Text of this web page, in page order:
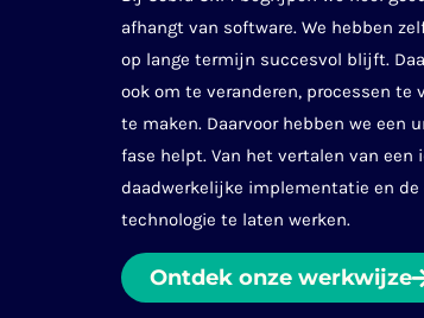
afhangt van software. We hebben
op lange termijn succesvol blijft.
ook om te veranderen, processen te
te maken. Daarvoor hebben we een
fase helpt. Van het vertalen van een
daadwerkelijke implementatie en
technologie te laten werken.
Ontdek onze werkwijze